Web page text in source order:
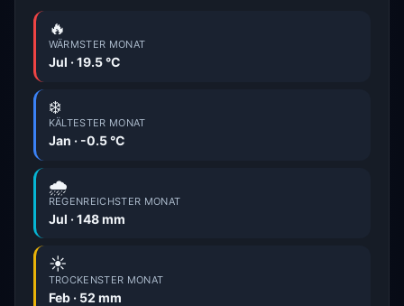
🔥
WÄRMSTER MONAT
Jul · 19.5 °C
❄️
KÄLTESTER MONAT
Jan · -0.5 °C
🌧️
REGENREICHSTER MONAT
Jul · 148 mm
☀️
TROCKENSTER MONAT
Feb · 52 mm